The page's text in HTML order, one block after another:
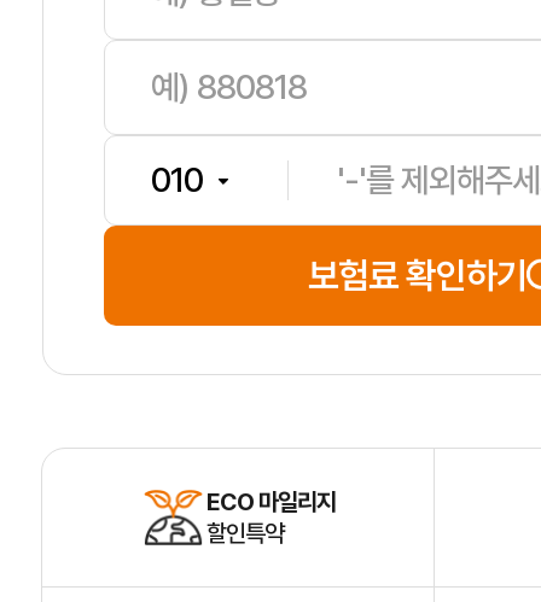
보험료 확인하기
ECO 마일리지
할인특약
김** 보험나이 32세 **분전
보험나이 34세 **분전
정** 보험나이 49세 **분전